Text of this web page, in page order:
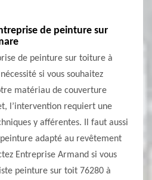
de peinture sur
de peinture sur toiture à
si vous souhaitez
matériau de couverture
l’intervention requiert une
y afférentes. Il faut aussi
adapté au revêtement
Entreprise Armand si vous
peinture sur toit 76280 à